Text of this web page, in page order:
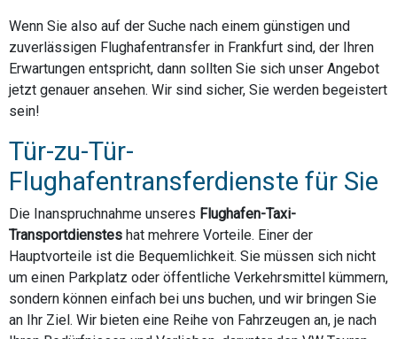
Wenn Sie also auf der Suche nach einem günstigen und
zuverlässigen Flughafentransfer in Frankfurt sind, der Ihren
Erwartungen entspricht, dann sollten Sie sich unser Angebot
jetzt genauer ansehen. Wir sind sicher, Sie werden begeistert
sein!
Tür-zu-Tür-
Flughafentransferdienste für Sie
Die Inanspruchnahme unseres Flughafen-Taxi-
Transportdienstes hat mehrere Vorteile. Einer der
Hauptvorteile ist die Bequemlichkeit. Sie müssen sich nicht
um einen Parkplatz oder öffentliche Verkehrsmittel kümmern,
sondern können einfach bei uns buchen, und wir bringen Sie
an Ihr Ziel. Wir bieten eine Reihe von Fahrzeugen an, je nach